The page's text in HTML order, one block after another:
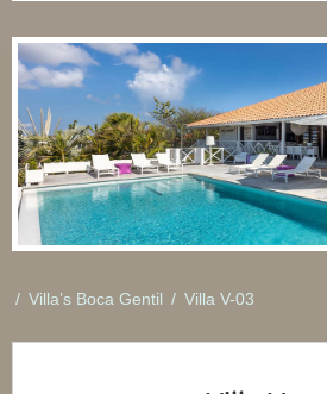
/ Villa’s Boca Gentil / Villa V-03